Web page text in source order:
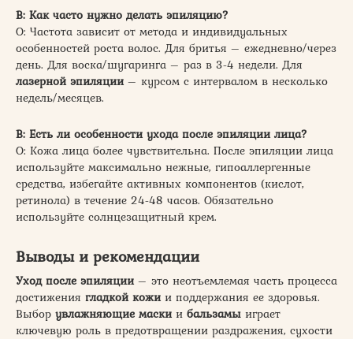
В: Как часто нужно делать эпиляцию?
О: Частота зависит от метода и индивидуальных
особенностей роста волос. Для бритья – ежедневно/через
день. Для воска/шугаринга – раз в 3-4 недели. Для
лазерной эпиляции– курсом с интервалом в несколько
недель/месяцев.
В: Есть ли особенности ухода после эпиляции лица?
О: Кожа лица более чувствительна. После эпиляции лица
используйте максимально нежные, гипоаллергенные
средства, избегайте активных компонентов (кислот,
ретинола) в течение 24-48 часов. Обязательно
используйте солнцезащитный крем.
Выводы и рекомендации
Уход после эпиляции– это неотъемлемая часть процесса
достижения гладкой кожии поддержания ее здоровья.
Выбор увлажняющие маскии бальзамы играет
ключевую роль в предотвращении раздражения, сухости